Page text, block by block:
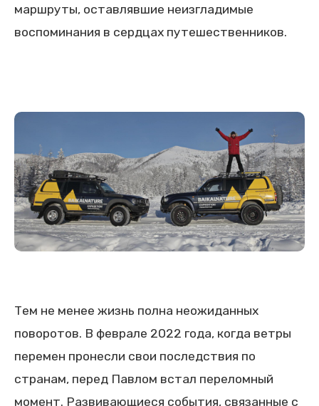
маршруты, оставлявшие неизгладимые
воспоминания в сердцах путешественников.
Тем не менее жизнь полна неожиданных
поворотов. В феврале 2022 года, когда ветры
перемен пронесли свои последствия по
странам, перед Павлом встал переломный
момент. Развивающиеся события, связанные с